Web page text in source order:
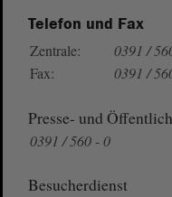
Telefon und Fax
Zentrale:
0391 /
Fax:
0391 /
Presse- und
0391 / 560 - 0
Besucherdienst